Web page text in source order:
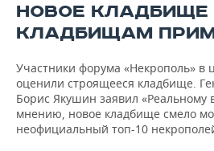
НОВОЕ КЛАДБИЩЕ
КЛАДБИЩАМ
Участники форума «Некрополь» в
оценили строящееся кладбище.
Борис Якушин заявил «Реальному
мнению, новое кладбище смело
неофициальный топ-10